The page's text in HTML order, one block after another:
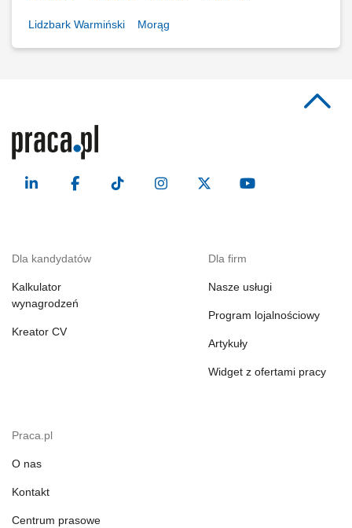
Lidzbark Warmiński Morąg
Dla kandydatów
Kalkulator
wynagrodzeń
Kreator CV
Dla firm
Nasze usługi
Program lojalnościowy
Artykuły
Widget z ofertami pracy
Praca.pl
O nas
Kontakt
Centrum prasowe